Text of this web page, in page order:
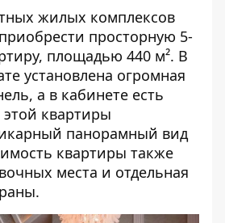
жилых комплексов
просторную 5-
площадью 440 м². В
установлена огромная
а в кабинете есть
квартиры
панорамный вид
квартиры также
места и отдельная